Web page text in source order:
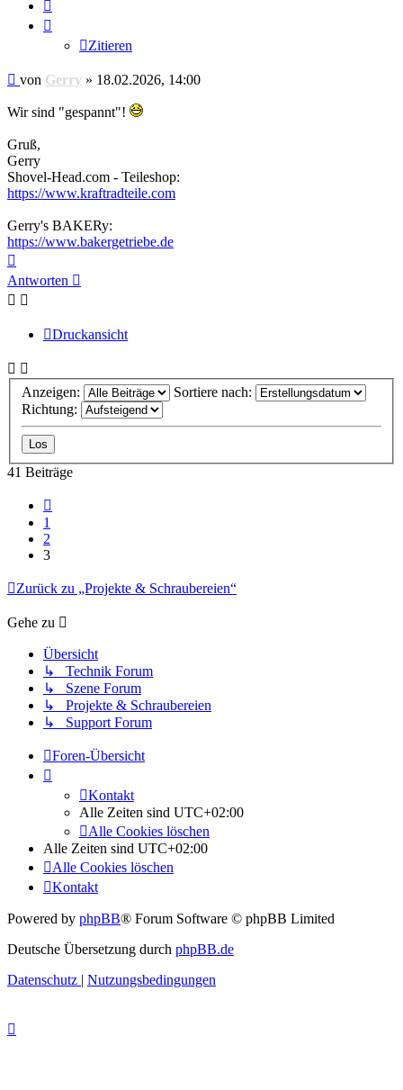
Zitieren
Beitrag
von Gerry » 18.02.2026, 14:00
Wir sind "gespannt"!
Gruß,
Gerry
Shovel-Head.com - Teileshop:
https://www.kraftradteile.com
Gerry's BAKERy:
https://www.bakergetriebe.de
oben
Antworten
Druckansicht
Anzeigen:
Sortiere nach:
Richtung:
41 Beiträge
1
2
3
Zurück zu „Projekte & Schraubereien“
Gehe zu
Übersicht
↳ Technik Forum
↳ Szene Forum
↳ Projekte & Schraubereien
↳ Support Forum
Foren-Übersicht
Kontakt
Alle Zeiten sind UTC+02:00
Alle Cookies löschen
Alle Zeiten sind UTC+02:00
Alle Cookies löschen
Kontakt
Powered by phpBB® Forum Software © phpBB Limited
Deutsche Übersetzung durch phpBB.de
Datenschutz | Nutzungsbedingungen